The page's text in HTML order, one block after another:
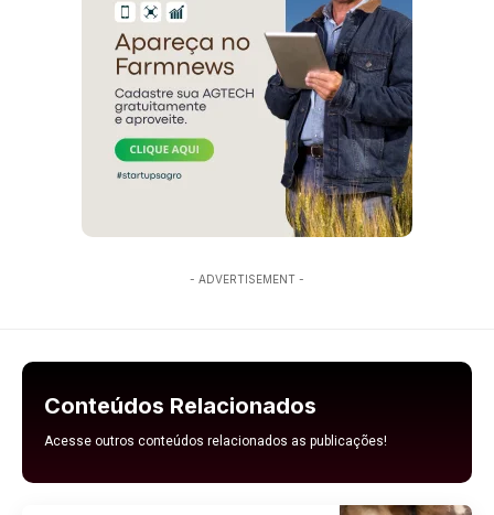
- ADVERTISEMENT -
Conteúdos Relacionados
Acesse outros conteúdos relacionados as publicações!